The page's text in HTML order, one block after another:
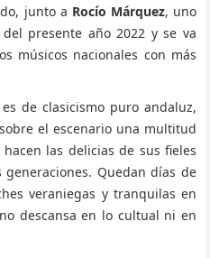
junto a Rocío Márquez, uno
del presente año 2022 y se va
músicos nacionales con más
de clasicismo puro andaluz,
el escenario una multitud
las delicias de sus fieles
Quedan días de
veraniegas y tranquilas en
descansa en lo cultual ni en